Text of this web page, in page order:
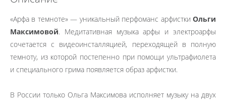
«Арфа в темноте» — уникальный перфоманс арфистки Ольги
Максимовой. Медитативная музыка арфы и электроарфы
сочетается с видеоинсталляцией, переходящей в полную
темноту, из которой постепенно при помощи ультрафиолета
и специального грима появляется образ арфистки.
В России только Ольга Максимова исполняет музыку на двух